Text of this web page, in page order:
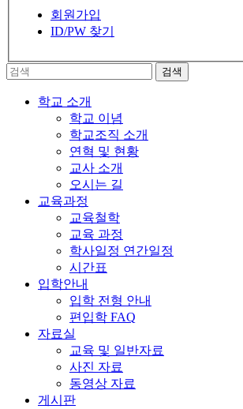
회원가입
ID/PW 찾기
학교 소개
학교 이념
학교조직 소개
연혁 및 현황
교사 소개
오시는 길
교육과정
교육철학
교육 과정
학사일정 연간일정
시간표
입학안내
입학 전형 안내
편입학 FAQ
자료실
교육 및 일반자료
사진 자료
동영상 자료
게시판